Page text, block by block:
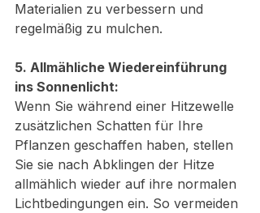
Materialien zu verbessern und
regelmäßig zu mulchen.
5. Allmähliche Wiedereinführung
ins Sonnenlicht:
Wenn Sie während einer Hitzewelle
zusätzlichen Schatten für Ihre
Pflanzen geschaffen haben, stellen
Sie sie nach Abklingen der Hitze
allmählich wieder auf ihre normalen
Lichtbedingungen ein. So vermeiden